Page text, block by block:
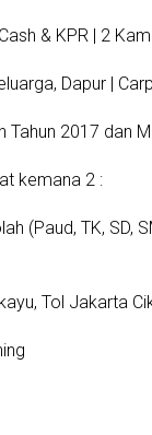
& KPR | 2
Dapur |
Tahun 2017 dan
kemana 2 :
(Paud, TK, SD,
Tol Jakarta